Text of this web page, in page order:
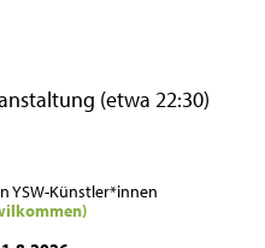
(etwa 22:30)
YSW-Künstler*innen